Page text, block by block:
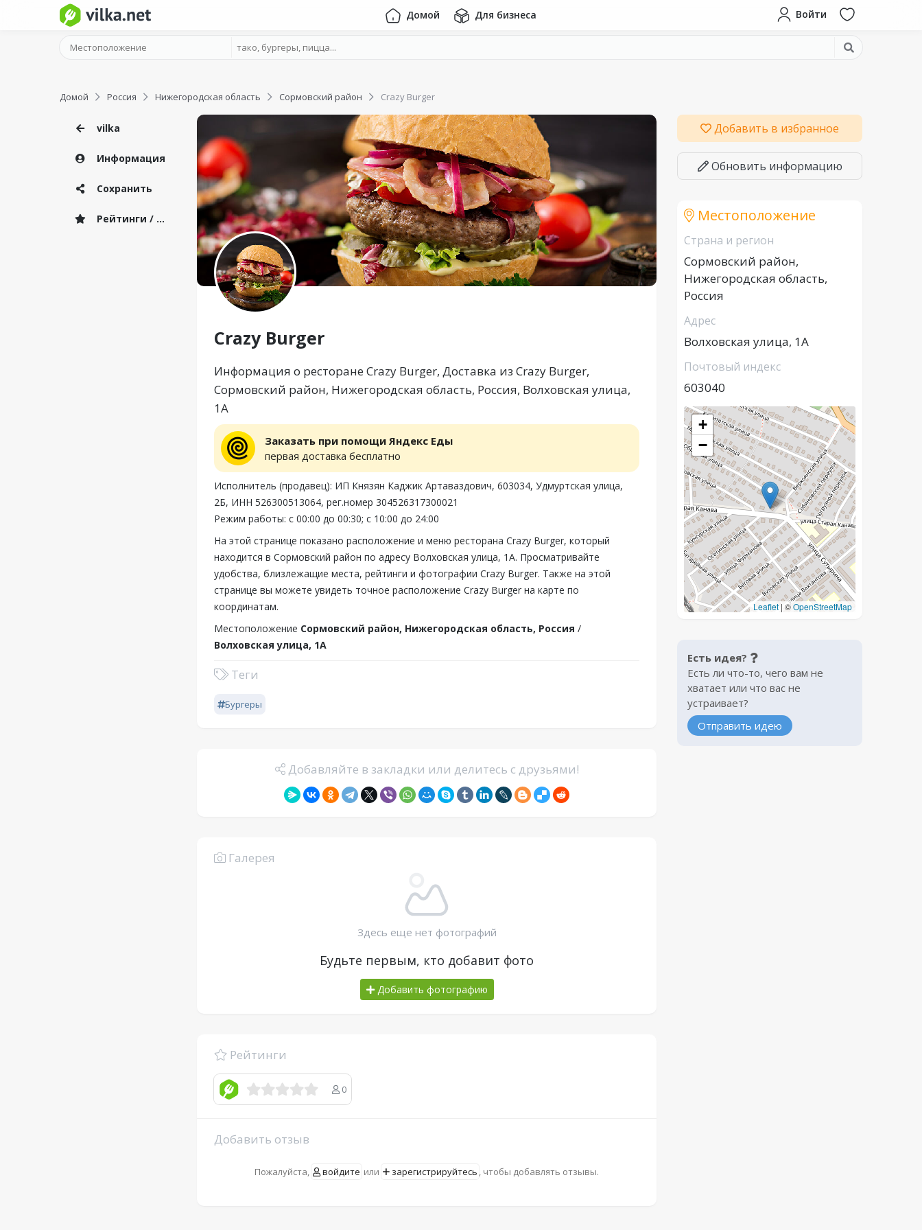
Домой Для бизнеса Войти
Домой Россия Нижегородская область Сормовский район Crazy Burger
vilka
Информация
Сохранить
Рейтинги / Отзывы
Crazy Burger
Информация о ресторане Crazy Burger, Доставка из Crazy Burger,
Сормовский район, Нижегородская область, Россия, Волховская улица,
1А
Заказать при помощи Яндекс Еды
первая доставка бесплатно
Исполнитель (продавец): ИП Князян Каджик Артаваздович, 603034, Удмуртская улица,
2Б, ИНН 526300513064, рег.номер 304526317300021
Режим работы: с 00:00 до 00:30; с 10:00 до 24:00
На этой странице показано расположение и меню ресторана Crazy Burger, который
находится в Сормовский район по адресу Волховская улица, 1А. Просматривайте
удобства, близлежащие места, рейтинги и фотографии Crazy Burger. Также на этой
странице вы можете увидеть точное расположение Crazy Burger на карте по
координатам.
Местоположение Сормовский район, Нижегородская область, Россия /
Волховская улица, 1А
Теги
Бургеры
Добавляйте в закладки или делитесь с друзьями!
Галерея
Здесь еще нет фотографий
Будьте первым, кто добавит фото
Добавить фотографию
Рейтинги
0
Добавить отзыв
Пожалуйста, войдите или зарегистрируйтесь , чтобы добавлять отзывы.
Добавить в избранное
Обновить информацию
Местоположение
Страна и регион
Сормовский район,
Нижегородская область,
Россия
Адрес
Волховская улица, 1А
Почтовый индекс
603040
+
−
Leaflet | ©OpenStreetMap
Есть идея?
Есть ли что-то, чего вам не
хватает или что вас не
устраивает?
Отправить идею